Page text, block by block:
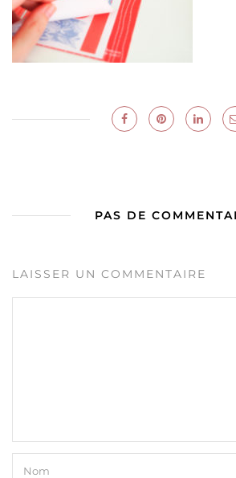
PAS DE
LAISSER UN COMMENTAIRE